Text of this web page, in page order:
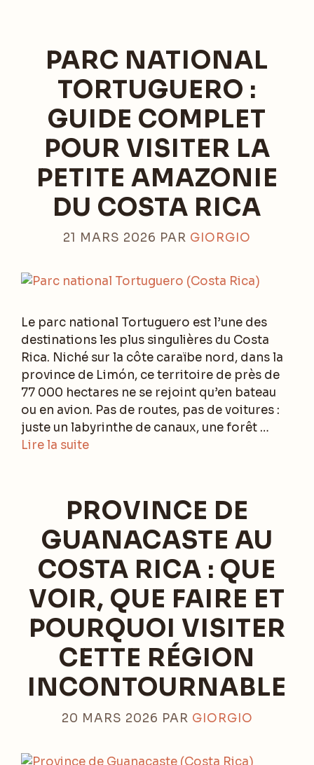
PARC NATIONAL
TORTUGUERO :
GUIDE COMPLET
POUR VISITER LA
PETITE AMAZONIE
DU COSTA RICA
21 MARS 2026 PAR GIORGIO
Le parc national Tortuguero est l’une des
destinations les plus singulières du Costa
Rica. Niché sur la côte caraïbe nord, dans la
province de Limón, ce territoire de près de
77 000 hectares ne se rejoint qu’en bateau
ou en avion. Pas de routes, pas de voitures :
juste un labyrinthe de canaux, une forêt …
Lire la suite
PROVINCE DE
GUANACASTE AU
COSTA RICA : QUE
VOIR, QUE FAIRE ET
POURQUOI VISITER
CETTE RÉGION
INCONTOURNABLE
20 MARS 2026 PAR GIORGIO